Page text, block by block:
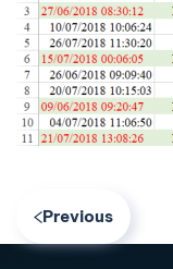
Previous